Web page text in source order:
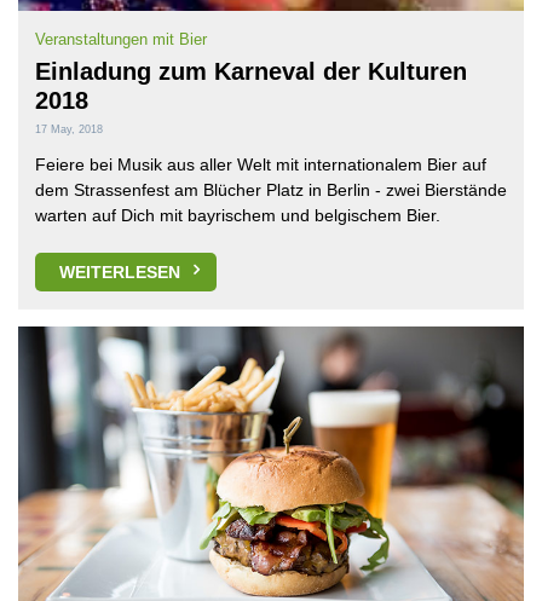
Veranstaltungen mit Bier
Einladung zum Karneval der Kulturen
2018
17 May, 2018
Feiere bei Musik aus aller Welt mit internationalem Bier auf
dem Strassenfest am Blücher Platz in Berlin - zwei Bierstände
warten auf Dich mit bayrischem und belgischem Bier.
WEITERLESEN